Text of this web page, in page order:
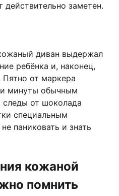
действительно заметен.
диван выдержал
ребёнка и, наконец,
Пятно от маркера
минуты обычным
от шоколада
специальным
паниковать и знать
кожаной
помнить